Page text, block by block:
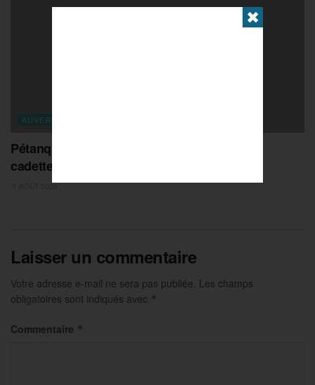
AUVERGNE-RHONE-ALPES
Pétanque : revivez la demi-finale doublette
cadettes à Romans
Laisser un commentaire
Votre adresse e-mail ne sera pas publiée. Les champs
obligatoires sont indiqués avec *
Commentaire *
✖